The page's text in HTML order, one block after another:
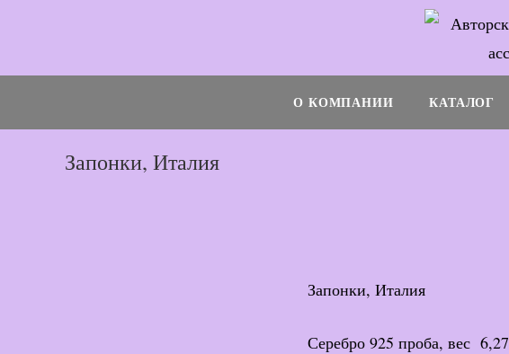
О КОМПАНИИ КАТАЛОГ
Запонки, Италия
Запонки, Италия
Серебро 925 проба, вес 6,27